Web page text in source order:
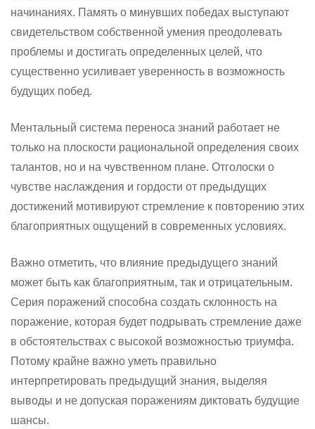
начинаниях. Память о минувших победах выступают
свидетельством собственной умения преодолевать
проблемы и достигать определенных целей, что
существенно усиливает уверенность в возможность
будущих побед.
Ментальный система переноса знаний работает не
только на плоскости рациональной определения своих
талантов, но и на чувственном плане. Отголоски о
чувстве наслаждения и гордости от предыдущих
достижений мотивируют стремление к повторению этих
благоприятных ощущений в современных условиях.
Важно отметить, что влияние предыдущего знаний
может быть как благоприятным, так и отрицательным.
Серия поражений способна создать склонность на
поражение, которая будет подрывать стремление даже
в обстоятельствах с высокой возможностью триумфа.
Потому крайне важно уметь правильно
интерпретировать предыдущий знания, выделяя
выводы и не допуская поражениям диктовать будущие
шансы.